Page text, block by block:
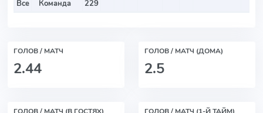
Все
Команда 229
ГОЛОВ / МАТЧ
2.44
ГОЛОВ / МАТЧ (ДОМА)
2.5
ГОЛОВ / МАТЧ (В ГОСТЯХ) ГОЛОВ / МАТЧ (1-Й ТАЙМ)